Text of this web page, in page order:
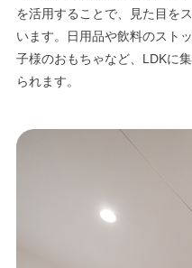
を活用することで、見た目を
います。日用品や飲料のスト
子様のおもちゃなど、LDKに
られます。